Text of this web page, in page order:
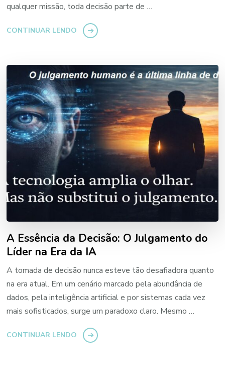
qualquer missão, toda decisão parte de …
CONTINUAR LENDO
A Essência da Decisão: O Julgamento do
Líder na Era da IA
A tomada de decisão nunca esteve tão desafiadora quanto
na era atual. Em um cenário marcado pela abundância de
dados, pela inteligência artificial e por sistemas cada vez
mais sofisticados, surge um paradoxo claro. Mesmo …
CONTINUAR LENDO